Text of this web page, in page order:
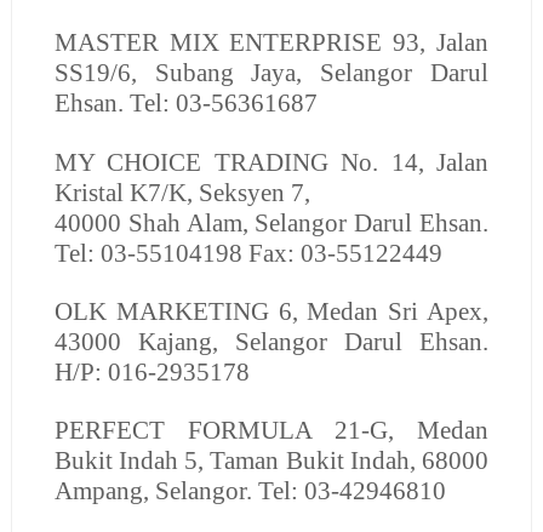
MASTER MIX ENTERPRISE 93, Jalan
SS19/6, Subang Jaya, Selangor Darul
Ehsan. Tel: 03-56361687
MY CHOICE TRADINGNo. 14, Jalan
Kristal K7/K, Seksyen 7,
40000 Shah Alam, Selangor Darul Ehsan.
Tel: 03-55104198 Fax: 03-55122449
OLK MARKETING6, Medan Sri Apex,
43000 Kajang, Selangor Darul Ehsan.
H/P: 016-2935178
PERFECT FORMULA21-G, Medan
Bukit Indah 5, Taman Bukit Indah, 68000
Ampang, Selangor. Tel: 03-42946810